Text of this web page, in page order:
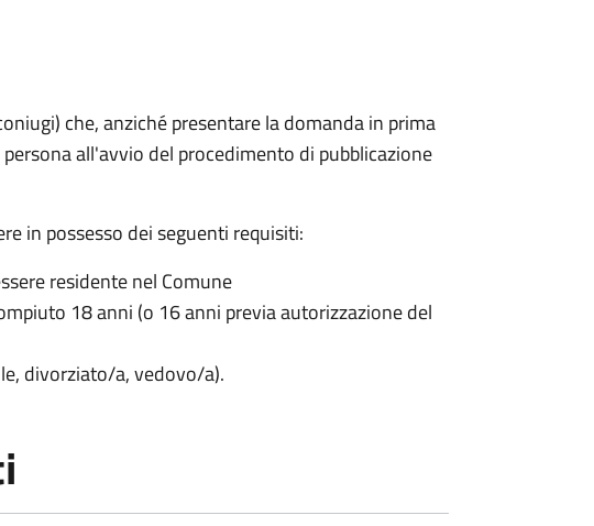
che, anziché presentare la domanda in prima
all'avvio del procedimento di pubblicazione
in possesso dei seguenti requisiti:
residente nel Comune
18 anni (o 16 anni previa autorizzazione del
divorziato/a, vedovo/a).